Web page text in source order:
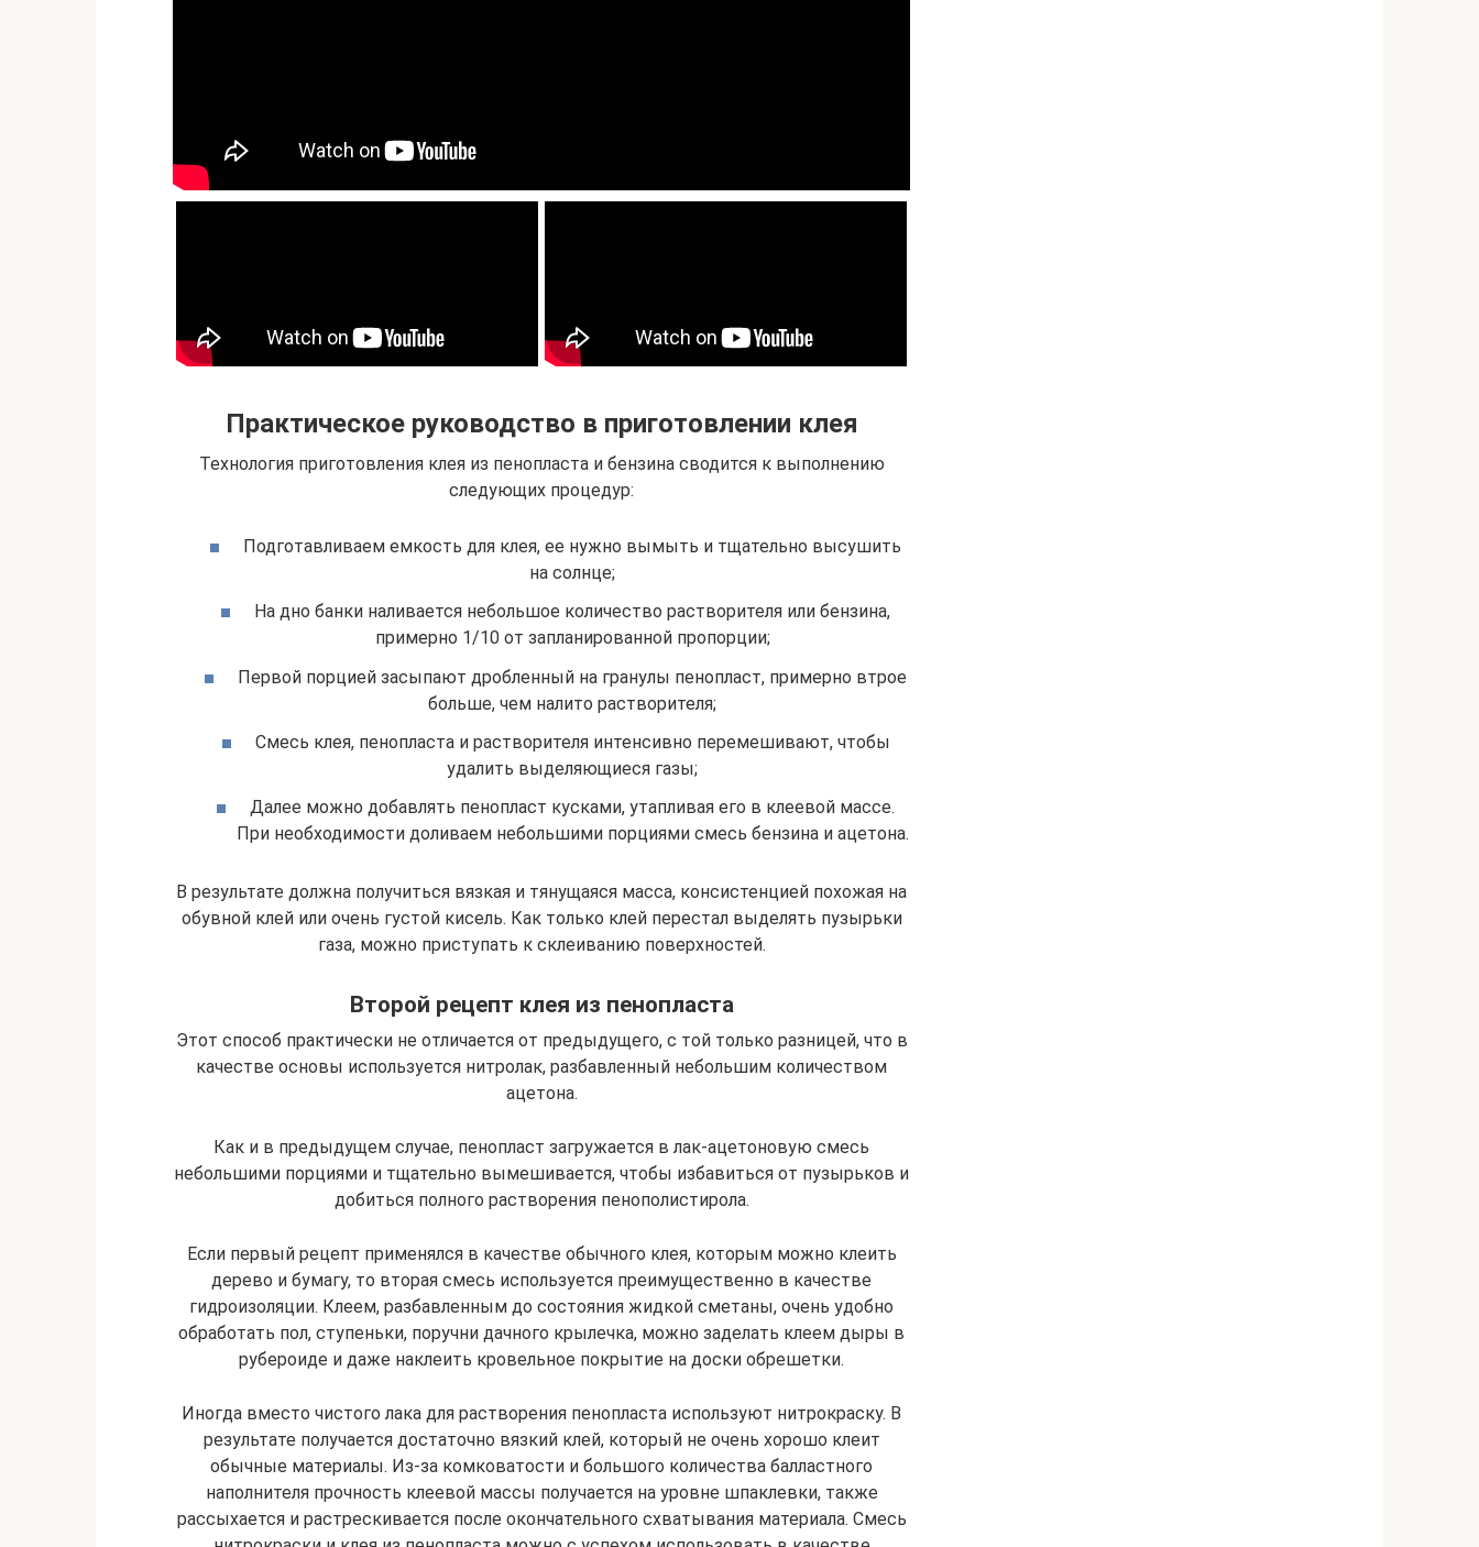
Практическое руководство в приготовлении клея
Технология приготовления клея из пенопласта и бензина сводится к выполнению
следующих процедур:
Подготавливаем емкость для клея, ее нужно вымыть и тщательно высушить
на солнце;
На дно банки наливается небольшое количество растворителя или бензина,
примерно 1/10 от запланированной пропорции;
Первой порцией засыпают дробленный на гранулы пенопласт, примерно втрое
больше, чем налито растворителя;
Смесь клея, пенопласта и растворителя интенсивно перемешивают, чтобы
удалить выделяющиеся газы;
Далее можно добавлять пенопласт кусками, утапливая его в клеевой массе.
При необходимости доливаем небольшими порциями смесь бензина и ацетона.
В результате должна получиться вязкая и тянущаяся масса, консистенцией похожая на
обувной клей или очень густой кисель. Как только клей перестал выделять пузырьки
газа, можно приступать к склеиванию поверхностей.
Второй рецепт клея из пенопласта
Этот способ практически не отличается от предыдущего, с той только разницей, что в
качестве основы используется нитролак, разбавленный небольшим количеством
ацетона.
Как и в предыдущем случае, пенопласт загружается в лак-ацетоновую смесь
небольшими порциями и тщательно вымешивается, чтобы избавиться от пузырьков и
добиться полного растворения пенополистирола.
Если первый рецепт применялся в качестве обычного клея, которым можно клеить
дерево и бумагу, то вторая смесь используется преимущественно в качестве
гидроизоляции. Клеем, разбавленным до состояния жидкой сметаны, очень удобно
обработать пол, ступеньки, поручни дачного крылечка, можно заделать клеем дыры в
рубероиде и даже наклеить кровельное покрытие на доски обрешетки.
Иногда вместо чистого лака для растворения пенопласта используют нитрокраску. В
результате получается достаточно вязкий клей, который не очень хорошо клеит
обычные материалы. Из-за комковатости и большого количества балластного
наполнителя прочность клеевой массы получается на уровне шпаклевки, также
рассыхается и растрескивается после окончательного схватывания материала. Смесь